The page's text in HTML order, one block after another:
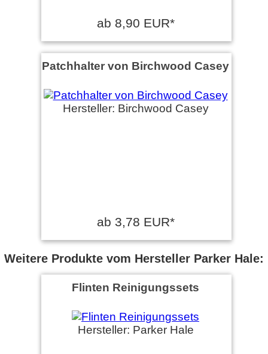
ab 8,90 EUR*
Patchhalter von Birchwood Casey
Hersteller: Birchwood Casey
ab 3,78 EUR*
Weitere Produkte vom Hersteller Parker Hale:
Flinten Reinigungssets
Hersteller: Parker Hale